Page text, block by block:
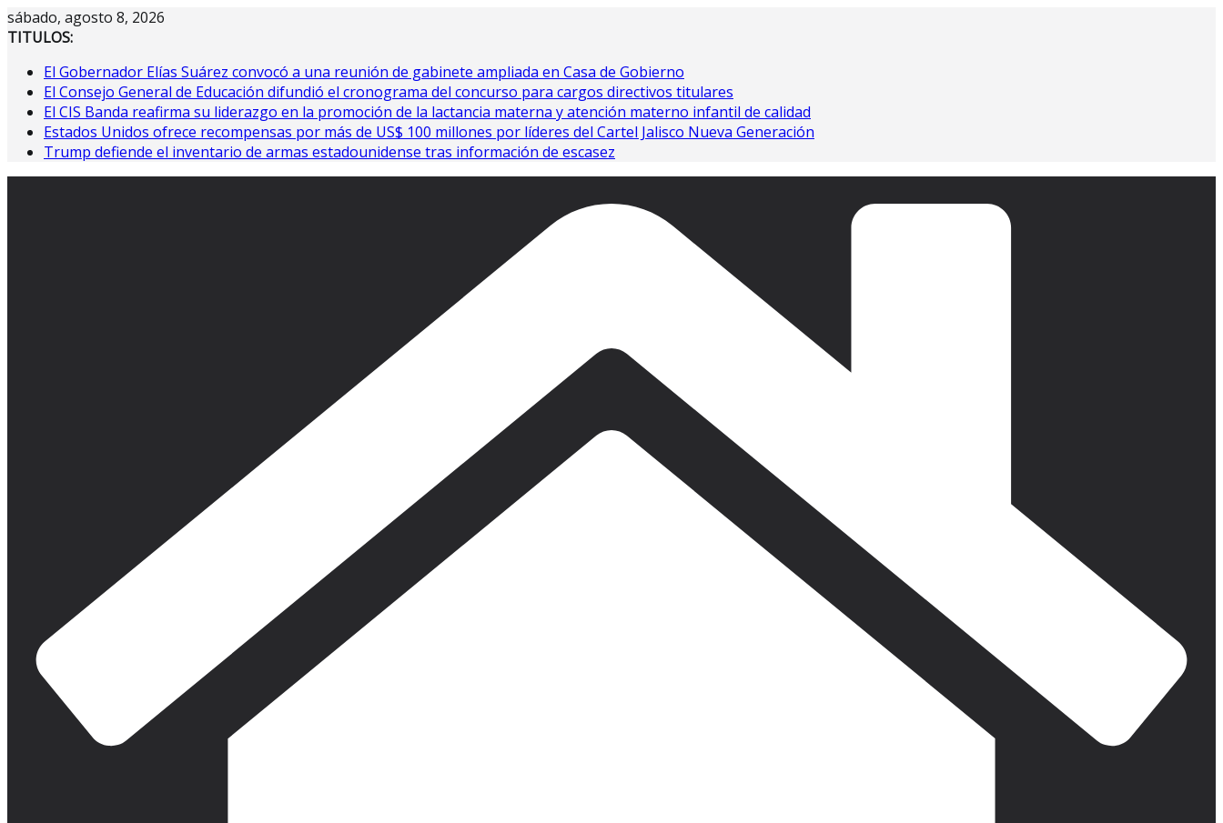
Saltar
al
sábado, agosto 8, 2026
TITULOS:
El Gobernador Elías Suárez convocó a una reunión de gabinete ampliada en Casa de Gobierno
El Consejo General de Educación difundió el cronograma del concurso para cargos directivos titulares
El CIS Banda reafirma su liderazgo en la promoción de la lactancia materna y atención materno infantil de calidad
Estados Unidos ofrece recompensas por más de US$ 100 millones por líderes del Cartel Jalisco Nueva Generación
Trump defiende el inventario de armas estadounidense tras información de escasez